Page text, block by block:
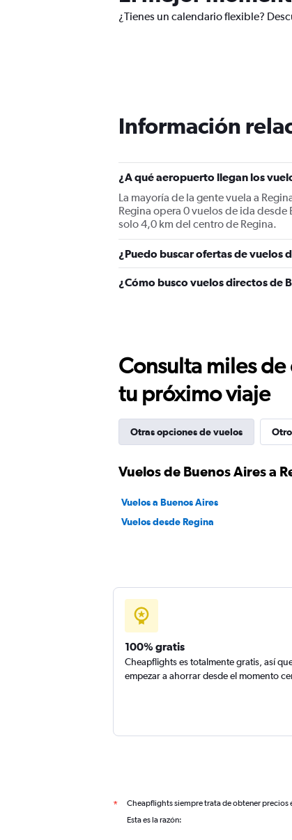
¿Tienes un calendario flexible?
Información
¿A qué aeropuerto llegan los
La mayoría de la gente vuela a
Regina opera 0 vuelos de ida
solo 4,0 km del centro de Regina.
¿Puedo buscar ofertas de vuelos
¿Cómo busco vuelos directos de
Consulta miles
tu próximo viaje
Otras opciones de vuelos
Vuelos de Buenos Aires a
Vuelos a Buenos Aires
Vuelos desde Regina
100% gratis
Cheapflights es totalmente gratis, así
empezar a ahorrar desde el momento
* Cheapflights siempre trata de obtener precios
Esta es la razón: